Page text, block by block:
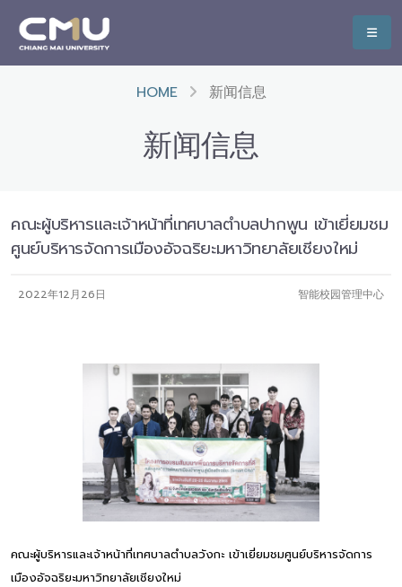
HOME 新闻信息
新闻信息
คณะผู้บริหารและเจ้าหน้าที่เทศบาลตำบลปากพูน เข้าเยี่ยมชม
ศูนย์บริหารจัดการเมืองอัจฉริยะมหาวิทยาลัยเชียงใหม่
2022年12月26日 智能校园管理中心
คณะผู้บริหารและเจ้าหน้าที่เทศบาลตำบลวังกะ เข้าเยี่ยมชมศูนย์บริหารจัดการ
เมืองอัจฉริยะมหาวิทยาลัยเชียงใหม่